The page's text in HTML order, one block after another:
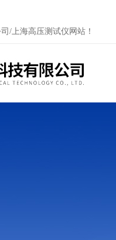
/上海高压测试仪网站！